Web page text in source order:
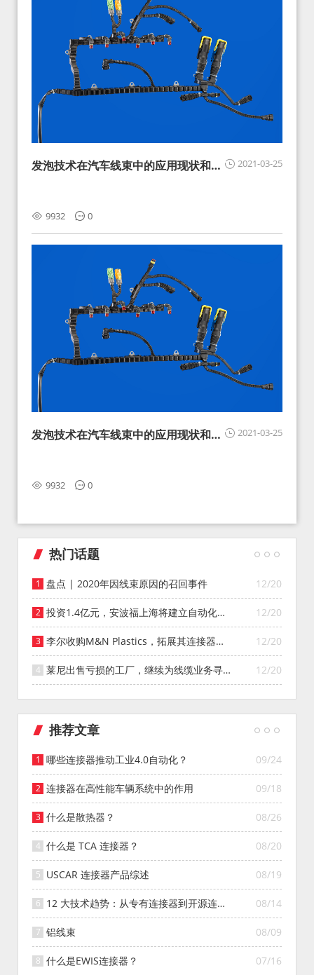
2021-03-25
发泡技术在汽车线束中的应用现状和展
9932 0
2021-03-25
发泡技术在汽车线束中的应用现状和展
9932 0
热门话题
12/20
盘点 | 2020年因线束原因的召回事件
12/20
投资1.4亿元，安波福上海将建立自动化智
能仓库
12/20
李尔收购M&N Plastics，拓展其连接器系
统业务
12/20
莱尼出售亏损的工厂，继续为线缆业务寻找
投资者
推荐文章
09/24
哪些连接器推动工业4.0自动化？
09/18
连接器在高性能车辆系统中的作用
08/26
什么是散热器？
08/20
什么是 TCA 连接器？
08/19
USCAR 连接器产品综述
08/14
12 大技术趋势：从专有连接器到开源连接
器的演变
08/09
铝线束
07/16
什么是EWIS连接器？